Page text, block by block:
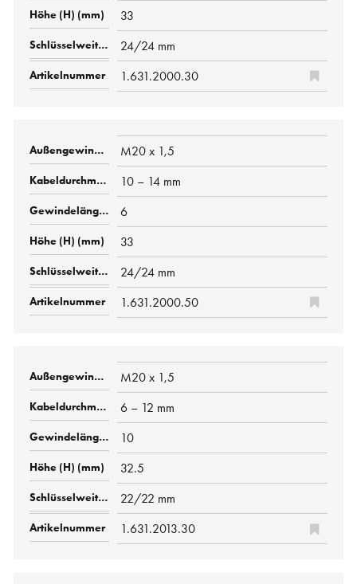
33
24/24 mm
1.631.2000.30
M20 x 1,5
10 – 14 mm
6
33
24/24 mm
1.631.2000.50
M20 x 1,5
6 – 12 mm
10
32.5
22/22 mm
1.631.2013.30